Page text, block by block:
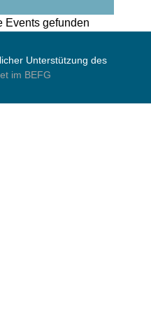
Events gefunden
Unterstützung des
im BEFG